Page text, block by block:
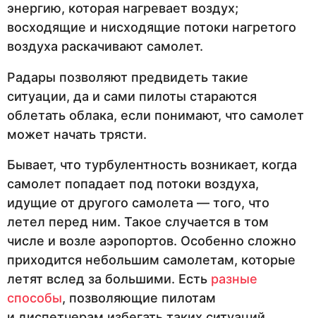
энергию, которая нагревает воздух;
восходящие и нисходящие потоки нагретого
воздуха раскачивают самолет.
Радары позволяют предвидеть такие
ситуации, да и сами пилоты стараются
облетать облака, если понимают, что самолет
может начать трясти.
Бывает, что турбулентность возникает, когда
самолет попадает под потоки воздуха,
идущие от другого самолета — того, что
летел перед ним. Такое случается в том
числе и возле аэропортов. Особенно сложно
приходится небольшим самолетам, которые
летят вслед за большими. Есть разные
способы, позволяющие пилотам